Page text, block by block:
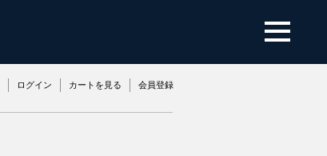
ログイン カートを見る 会員登録